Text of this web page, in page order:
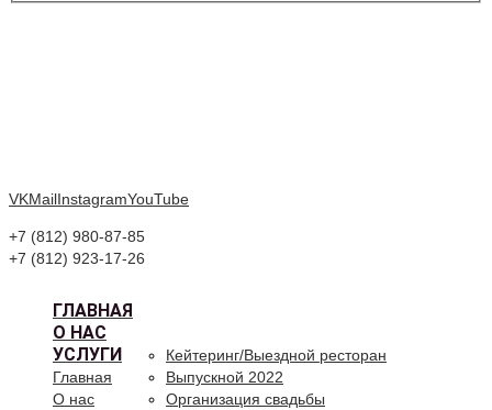
VKMailInstagramYouTube
+7 (812) 980-87-85
+7 (812) 923-17-26
ГЛАВНАЯ
О НАС
УСЛУГИ
Кейтеринг/Выездной ресторан
Выпускной 2022
Организация свадьбы
Главная
О нас